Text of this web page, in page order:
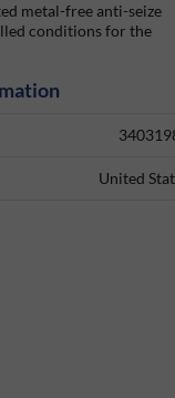
metal-free anti-seize
conditions for the
United